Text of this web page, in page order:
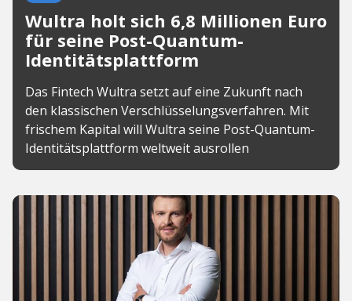
Wultra holt sich 6,8 Millionen Euro
für seine Post-Quantum-
Identitätsplattform
Das Fintech Wultra setzt auf eine Zukunft nach
den klassischen Verschlüsselungsverfahren. Mit
frischem Kapital will Wultra seine Post-Quantum-
Identitätsplattform weltweit ausrollen